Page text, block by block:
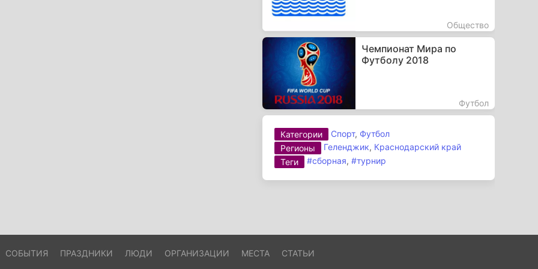
Общество
Чемпионат Мира по
Футболу 2018
Футбол
Категории Спорт, Футбол
Регионы
Геленджик, Краснодарский край
Теги
#сборная,#турнир
СОБЫТИЯ ПРАЗДНИКИ ЛЮДИ ОРГАНИЗАЦИИ МЕСТА СТАТЬИ